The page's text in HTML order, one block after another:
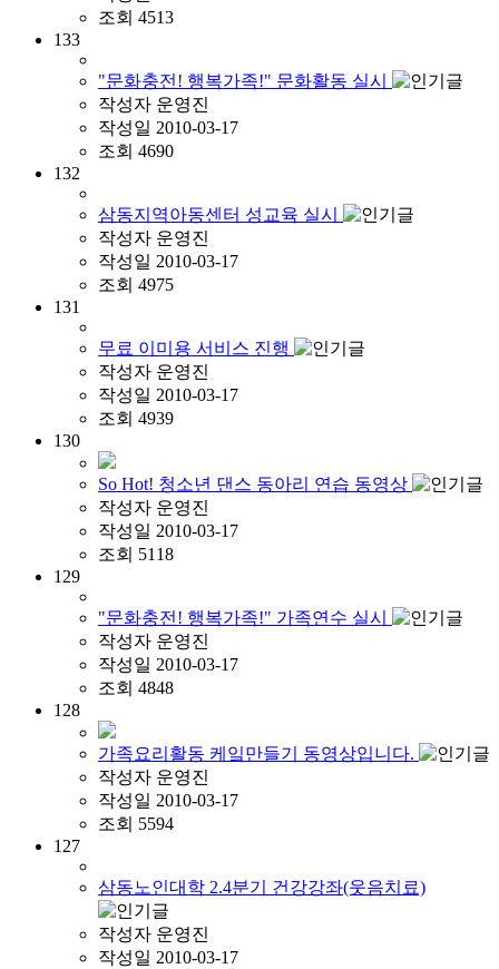
조회 4513
133
"문화충전! 행복가족!" 문화활동 실시
작성자 운영진
작성일 2010-03-17
조회 4690
132
삼동지역아동센터 성교육 실시
작성자 운영진
작성일 2010-03-17
조회 4975
131
무료 이미용 서비스 진행
작성자 운영진
작성일 2010-03-17
조회 4939
130
So Hot! 청소년 댄스 동아리 연습 동영상
작성자 운영진
작성일 2010-03-17
조회 5118
129
"문화충전! 행복가족!" 가족연수 실시
작성자 운영진
작성일 2010-03-17
조회 4848
128
가족요리활동 케잌만들기 동영상입니다.
작성자 운영진
작성일 2010-03-17
조회 5594
127
삼동노인대학 2.4분기 건강강좌(웃음치료)
작성자 운영진
작성일 2010-03-17